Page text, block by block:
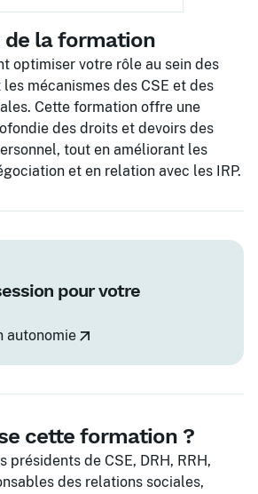
de la formation
optimiser votre rôle au sein des
mécanismes des CSE et des
Cette formation offre une
des droits et devoirs des
tout en améliorant les
et en relation avec les IRP.
pour votre
autonomie
cette formation ?
présidents de CSE, DRH, RRH,
des relations sociales,